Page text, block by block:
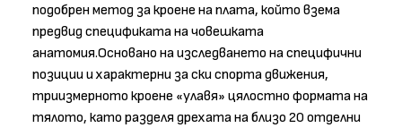
подобрен метод за кроене на плата, който взема
предвид спецификата на човешката
анатомия.Основано на изследването на специфични
позиции и характерни за ски спорта движения,
триизмерното кроене «улавя» цялостно формата на
тялото, като разделя дрехата на близо 20 отделни